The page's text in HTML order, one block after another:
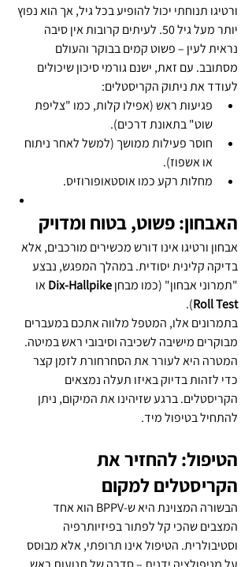
ורטיגו תנוחתי יכול להופיע בכל גיל, אך הוא נפוץ
יותר מעל גיל 50. לעיתים קרובות אין סיבה
נראית לעין – פשוט קמים בבוקר והעולם
מסתובב. עם זאת, ישנם גורמי סיכון שיכולים
לעודד את ניתוק הקריסטלים:
פגיעות ראש (אפילו קלות, כמו "צליפת
שוט" בתאונת דרכים).
חוסר פעילות ממושך (למשל לאחר ניתוח
או אשפוז).
מחלות רקע כמו אוסטאופורוזיס.
האבחון: פשוט, בטוח ומדויק
אבחון ורטיגו אינו דורש מכשירים מורכבים, אלא
בדיקה קלינית יסודית. במהלך המפגש, נבצע
"תמרוני אבחון" (כמו מבחן Dix-Hallpike או
Roll Test
).
בתמרונים אלו, המטפל מלווה אתכם במעברים
מבוקרים מישיבה לשכיבה וסיבובי ראש במיטה.
המטרה היא לעורר את הסחרחורת לזמן קצר
כדי לזהות בדיוק באיזו תעלה נמצאים
הקריסטלים. ברגע שזיהינו את המיקום, ניתן
להתחיל בטיפול מיד.
הטיפול: להחזיר את
הקריסטלים למקום
הבשורה המצוינת היא ש-BPPV הוא אחד
המצבים שהכי קל לפתור בפיזיותרפיה
וסטיבולרית. הטיפול אינו תרופתי, אלא מבוסס